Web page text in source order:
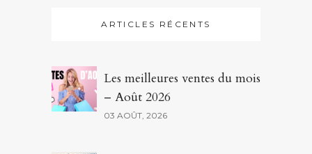
ARTICLES RÉCENTS
Les meilleures ventes du mois
– Août 2026
03 AOÛT, 2026